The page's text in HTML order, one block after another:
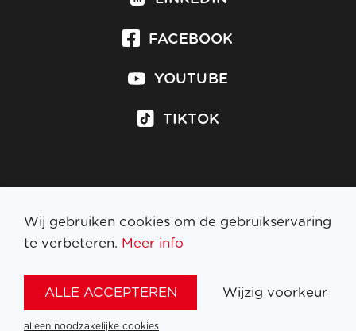
FACEBOOK
YOUTUBE
TIKTOK
Inschrijven op nieuwsbrief
Wij gebruiken cookies om de gebruikservaring
te verbeteren. Meer info
ALLE ACCEPTEREN Wijzig voorkeur
alleen noodzakelijke cookies